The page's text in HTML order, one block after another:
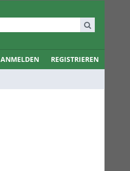
ANMELDEN REGISTRIEREN